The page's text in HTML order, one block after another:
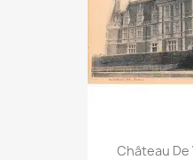
Château De